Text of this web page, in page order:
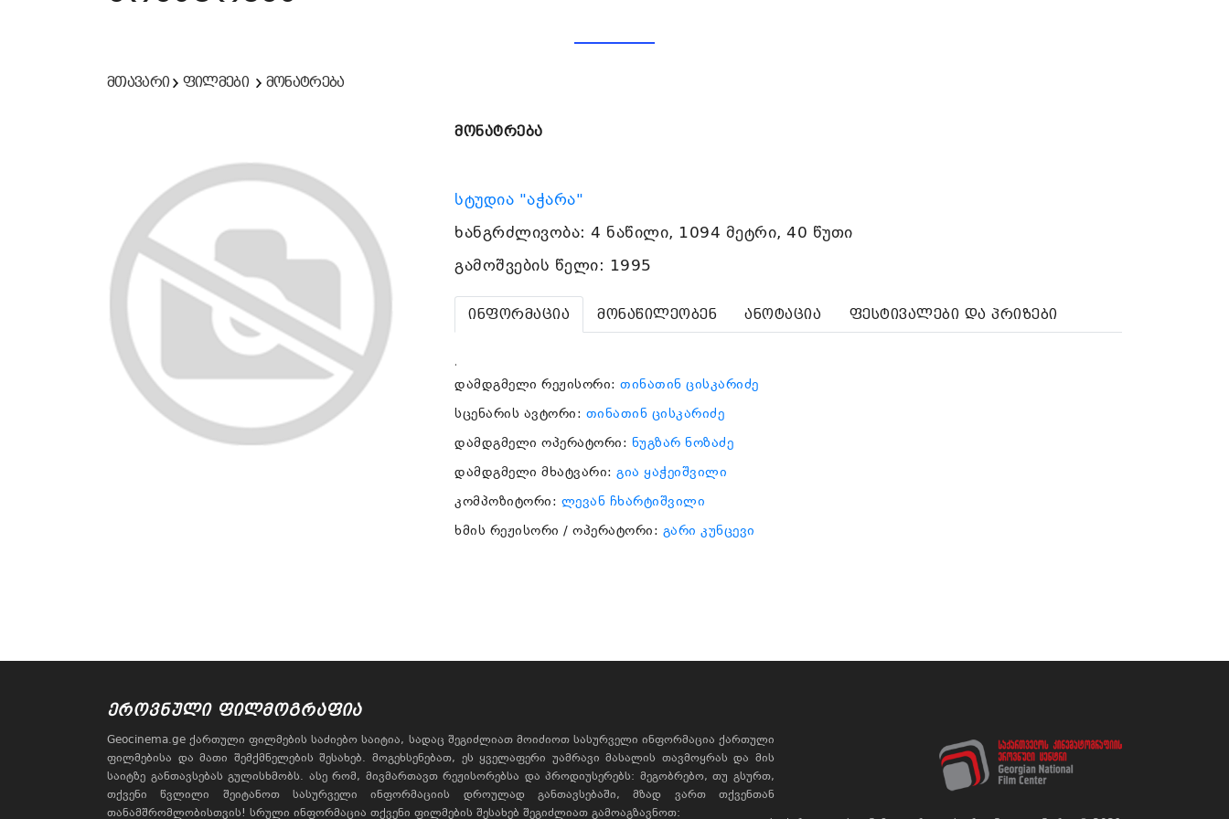
მთავარი ფილმები მონატრება
მონატრება
სტუდია "აჭარა"
ხანგრძლივობა: 4 ნაწილი, 1094 მეტრი, 40 წუთი
გამოშვების წელი: 1995
ინფორმაცია მონაწილეობენ ანოტაცია ფესტივალები და პრიზები
.
დამდგმელი რეჟისორი: თინათინ ცისკარიძე
სცენარის ავტორი: თინათინ ცისკარიძე
დამდგმელი ოპერატორი: ნუგზარ ნოზაძე
დამდგმელი მხატვარი: გია ყაჭეიშვილი
კომპოზიტორი: ლევან ჩხარტიშვილი
ხმის რეჟისორი / ოპერატორი: გარი კუნცევი
ᲔᲠᲝᲕᲜᲣᲚᲘ ᲤᲘᲚᲛᲝᲒᲠᲐᲤᲘᲐ
Geocinema.ge ქართული ფილმების საძიებო საიტია, სადაც შეგიძლიათ მოიძიოთ სასურველი ინფორმაცია ქართული
ფილმებისა და მათი შემქმნელების შესახებ. მოგეხსენებათ, ეს ყველაფერი უამრავი მასალის თავმოყრას და მის
საიტზე განთავსებას გულისხმობს. ასე რომ, მივმართავთ რეჟისორებსა და პროდიუსერებს: მეგობრებო, თუ გსურთ,
თქვენი წვლილი შეიტანოთ სასურველი ინფორმაციის დროულად განთავსებაში, მზად ვართ თქვენთან
თანამშრომლობისთვის! სრული ინფორმაცია თქვენი ფილმების შესახებ შეგიძლიათ გამოაგზავნოთ: